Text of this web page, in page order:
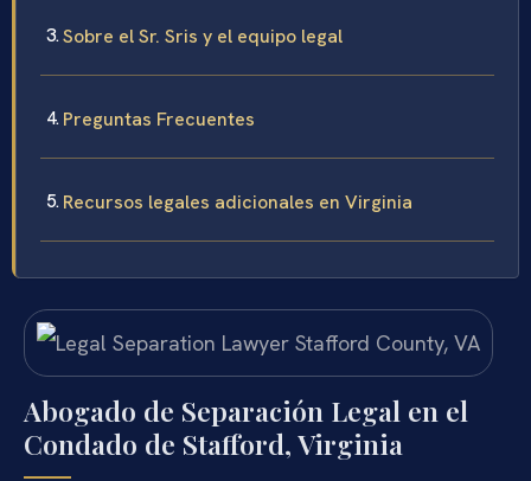
Sobre el Sr. Sris y el equipo legal
Preguntas Frecuentes
Recursos legales adicionales en Virginia
Abogado de Separación Legal en el
Condado de Stafford, Virginia